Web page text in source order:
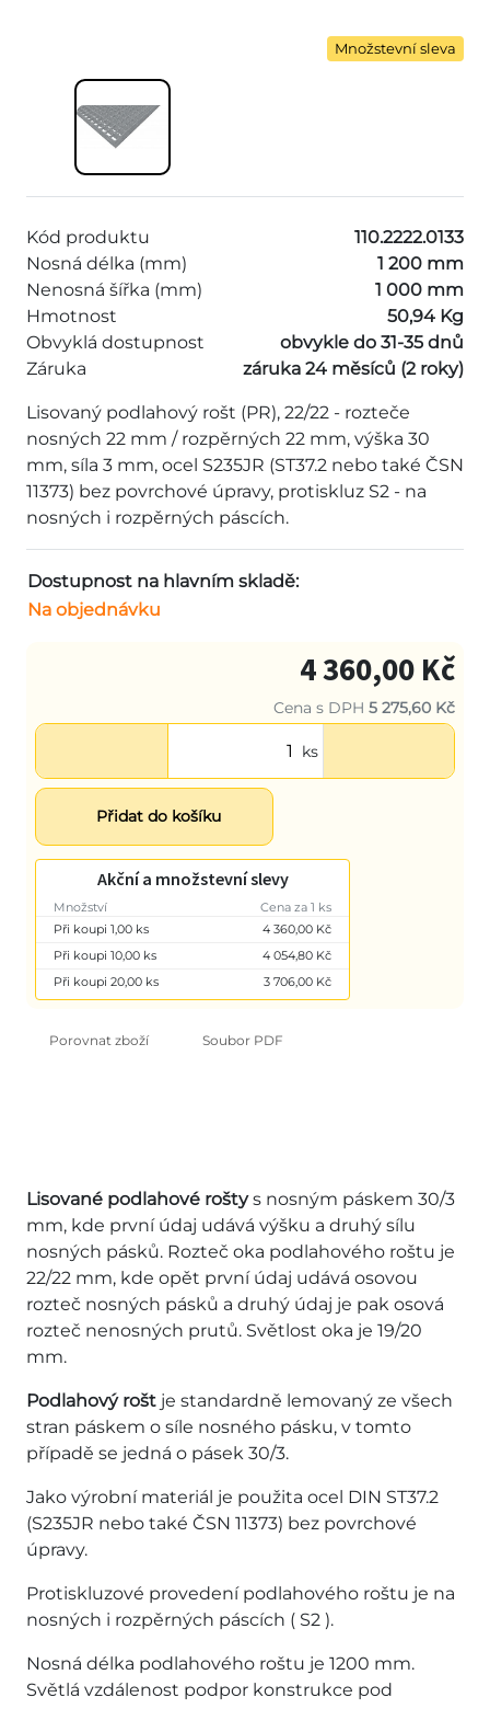
Množstevní sleva
Kód produktu
110.2222.0133
Nosná délka (mm)
1 200 mm
Nenosná šířka (mm)
1 000 mm
Hmotnost
50,94 Kg
Obvyklá dostupnost
obvykle do 31-35 dnů
Záruka
záruka 24 měsíců (2 roky)
Lisovaný podlahový rošt (PR), 22/22 - rozteče
nosných 22 mm / rozpěrných 22 mm, výška 30
mm, síla 3 mm, ocel S235JR (ST37.2 nebo také ČSN
11373) bez povrchové úpravy, protiskluz S2 - na
nosných i rozpěrných páscích.
Dostupnost na hlavním skladě:
Na objednávku
4 360,00 Kč
Cena s DPH 5 275,60 Kč
ks
Přidat do košíku
Akční a množstevní slevy
Množství
Cena za 1 ks
Při koupi 1,00 ks
4 360,00 Kč
Při koupi 10,00 ks
4 054,80 Kč
Při koupi 20,00 ks
3 706,00 Kč
Porovnat zboží Soubor PDF
Lisované podlahové roštys nosným páskem 30/3
mm, kde první údaj udává výšku a druhý sílu
nosných pásků. Rozteč oka podlahového roštu je
22/22 mm, kde opět první údaj udává osovou
rozteč nosných pásků a druhý údaj je pak osová
rozteč nenosných prutů. Světlost oka je 19/20
mm.
Podlahový rošt je standardně lemovaný ze všech
stran páskem o síle nosného pásku, v tomto
případě se jedná o pásek 30/3.
Jako výrobní materiál je použita ocel DIN ST37.2
(S235JR nebo také ČSN 11373) bez povrchové
úpravy.
Protiskluzové provedení podlahového roštu je na
nosných i rozpěrných páscích ( S2 ).
Nosná délka podlahového roštu je 1200 mm.
Světlá vzdálenost podpor konstrukce pod